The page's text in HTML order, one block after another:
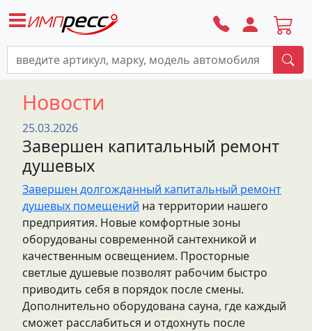
Новости
25.03.2026
Завершен капитальный ремонт
душевых
Завершен долгожданный капитальный ремонт
душевых помещений на территории нашего
предприятия. Новые комфортные зоны
оборудованы современной сантехникой и
качественным освещением. Просторные
светлые душевые позволят рабочим быстро
приводить себя в порядок после смены.
Дополнительно оборудована сауна, где каждый
сможет расслабиться и отдохнуть после